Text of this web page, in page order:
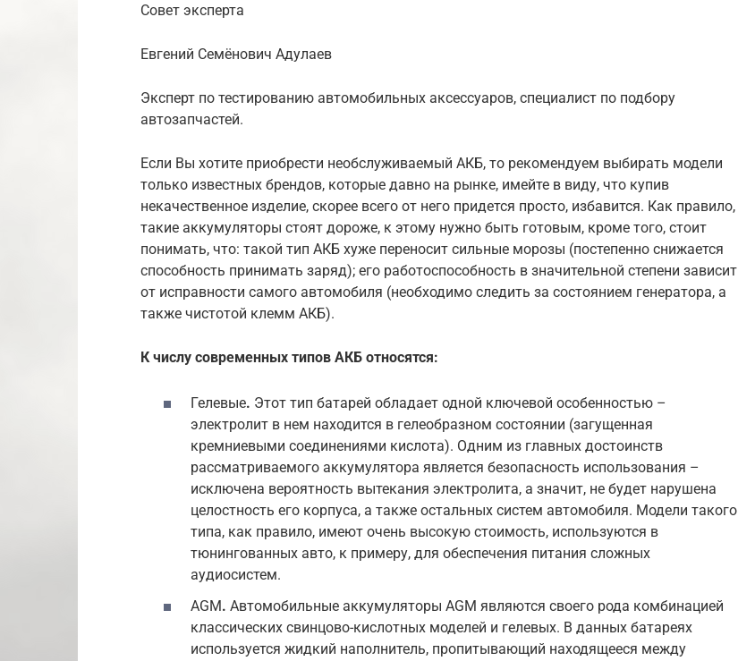
Совет эксперта
Евгений Семёнович Адулаев
Эксперт по тестированию автомобильных аксессуаров, специалист по подбору
автозапчастей.
Если Вы хотите приобрести необслуживаемый АКБ, то рекомендуем выбирать модели
только известных брендов, которые давно на рынке, имейте в виду, что купив
некачественное изделие, скорее всего от него придется просто, избавится. Как правило,
такие аккумуляторы стоят дороже, к этому нужно быть готовым, кроме того, стоит
понимать, что: такой тип АКБ хуже переносит сильные морозы (постепенно снижается
способность принимать заряд); его работоспособность в значительной степени зависит
от исправности самого автомобиля (необходимо следить за состоянием генератора, а
также чистотой клемм АКБ).
К числу современных типов АКБ относятся:
Гелевые. Этот тип батарей обладает одной ключевой особенностью –
электролит в нем находится в гелеобразном состоянии (загущенная
кремниевыми соединениями кислота). Одним из главных достоинств
рассматриваемого аккумулятора является безопасность использования –
исключена вероятность вытекания электролита, а значит, не будет нарушена
целостность его корпуса, а также остальных систем автомобиля. Модели такого
типа, как правило, имеют очень высокую стоимость, используются в
тюнингованных авто, к примеру, для обеспечения питания сложных
аудиосистем.
AGM. Автомобильные аккумуляторы AGM являются своего рода комбинацией
классических свинцово-кислотных моделей и гелевых. В данных батареях
используется жидкий наполнитель, пропитывающий находящееся между